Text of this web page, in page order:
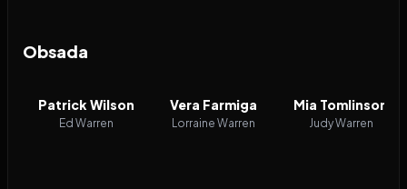
Obsada
Patrick Wilson
Ed Warren
Vera Farmiga
Lorraine Warren
Mia Tomlinson
Judy Warren